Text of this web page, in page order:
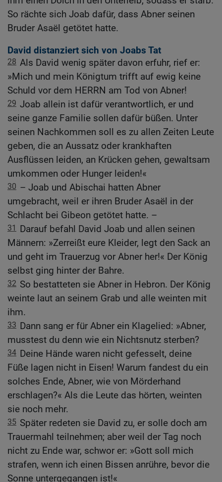
So rächte sich Joab dafür, dass Abner seinen
Bruder Asaël getötet hatte.
David distanziert sich von Joabs Tat
28 Als David wenig später davon erfuhr, rief er:
»Mich und mein Königtum trifft auf ewig keine
Schuld vor dem HERRN am Tod von Abner!
29 Joab allein ist dafür verantwortlich, er und
seine ganze Familie sollen dafür büßen. Unter
seinen Nachkommen soll es zu allen Zeiten Leute
geben, die an Aussatz oder krankhaften
Ausflüssen leiden, an Krücken gehen, gewaltsam
umkommen oder Hunger leiden!«
30 – Joab und Abischai hatten Abner
umgebracht, weil er ihren Bruder Asaël in der
Schlacht bei Gibeon getötet hatte. –
31 Darauf befahl David Joab und allen seinen
Männern: »Zerreißt eure Kleider, legt den Sack an
und geht im Trauerzug vor Abner her!« Der König
selbst ging hinter der Bahre.
32 So bestatteten sie Abner in Hebron. Der König
weinte laut an seinem Grab und alle weinten mit
ihm.
33 Dann sang er für Abner ein Klagelied: »Abner,
musstest du denn wie ein Nichtsnutz sterben?
34 Deine Hände waren nicht gefesselt, deine
Füße lagen nicht in Eisen! Warum fandest du ein
solches Ende, Abner, wie von Mörderhand
erschlagen?« Als die Leute das hörten, weinten
sie noch mehr.
35 Später redeten sie David zu, er solle doch am
Trauermahl teilnehmen; aber weil der Tag noch
nicht zu Ende war, schwor er: »Gott soll mich
strafen, wenn ich einen Bissen anrühre, bevor die
Sonne untergegangen ist!«